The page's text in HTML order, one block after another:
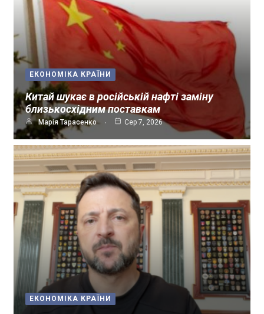
ЕКОНОМІКА КРАЇНИ
Китай шукає в російській нафті заміну
близькосхідним поставкам
Марія Тарасенко Сер 7, 2026
ЕКОНОМІКА КРАЇНИ